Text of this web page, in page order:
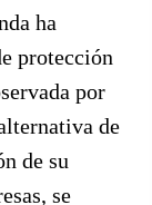
ha
protección
por
de
de su
se